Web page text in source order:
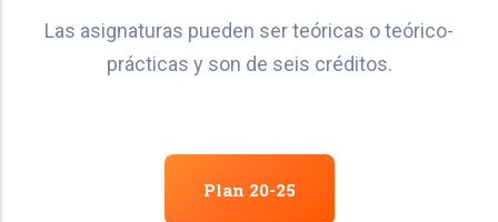
Las asignaturas pueden ser teóricas o teórico-
prácticas y son de seis créditos.
Plan 20-25